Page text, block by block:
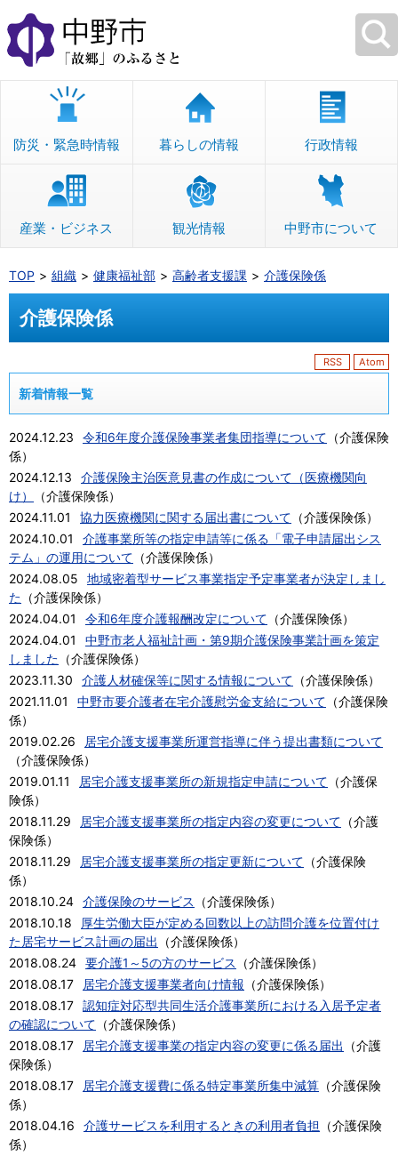
本
文
へ
移
防災・緊急時情報 暮らしの情報 行政情報
産業・ビジネス 観光情報 中野市について
TOP 組織 健康福祉部 高齢者支援課 介護保険係
介護保険係
RSS Atom
新着情報一覧
2024.12.23 令和6年度介護保険事業者集団指導について （介護保険
係）
2024.12.13
介護保険主治医意見書の作成について（医療機関向
け）
（介護保険係）
2024.11.01
協力医療機関に関する届出書について （介護保険係）
2024.10.01
介護事業所等の指定申請等に係る「電子申請届出シス
テム」の運用について （介護保険係）
2024.08.05
地域密着型サービス事業指定予定事業者が決定しまし
た （介護保険係）
2024.04.01
令和6年度介護報酬改定について （介護保険係）
2024.04.01
中野市老人福祉計画・第9期介護保険事業計画を策定
しました （介護保険係）
2023.11.30
介護人材確保等に関する情報について （介護保険係）
2021.11.01
中野市要介護者在宅介護慰労金支給について （介護保険
係）
2019.02.26
居宅介護支援事業所運営指導に伴う提出書類について
（介護保険係）
2019.01.11
居宅介護支援事業所の新規指定申請について （介護保
険係）
2018.11.29
居宅介護支援事業所の指定内容の変更について （介護
保険係）
2018.11.29
居宅介護支援事業所の指定更新について （介護保険
係）
2018.10.24 介護保険のサービス （介護保険係）
2018.10.18
厚生労働大臣が定める回数以上の訪問介護を位置付け
た居宅サービス計画の届出
（介護保険係）
2018.08.24 要介護1～5の方のサービス （介護保険係）
2018.08.17
居宅介護支援事業者向け情報 （介護保険係）
2018.08.17 認知症対応型共同生活介護事業所における入居予定者
の確認について （介護保険係）
2018.08.17
居宅介護支援事業の指定内容の変更に係る届出 （介護
保険係）
2018.08.17
居宅介護支援費に係る特定事業所集中減算 （介護保険
係）
2018.04.16
介護サービスを利用するときの利用者負担 （介護保険
係）